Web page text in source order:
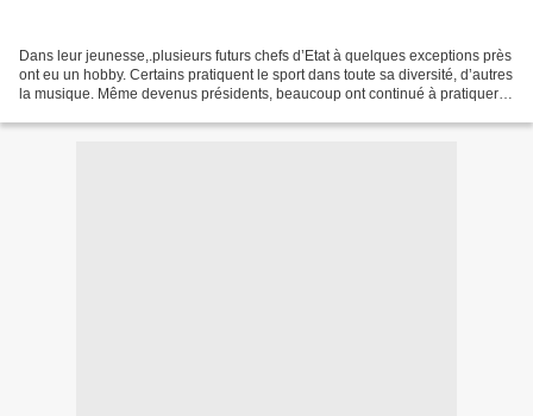
Dans leur jeunesse,.plusieurs futurs chefs d’Etat à quelques exceptions près
ont eu un hobby. Certains pratiquent le sport dans toute sa diversité, d’autres
la musique. Même devenus présidents, beaucoup ont continué à pratiquer